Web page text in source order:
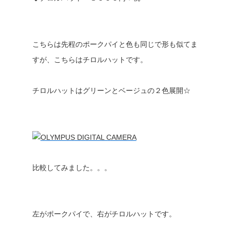
こちらは先程のポークパイと色も同じで形も似てま
すが、こちらはチロルハットです。
チロルハットはグリーンとベージュの２色展開☆
比較してみました。。。
左がポークパイで、右がチロルハットです。